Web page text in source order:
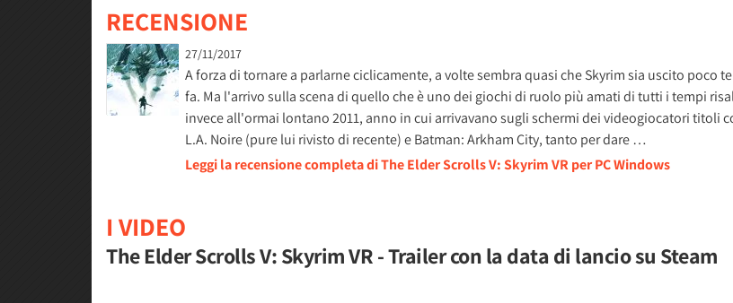
RECENSIONE
27/11/2017
A forza di tornare a parlarne ciclicamente, a volte sembra quasi che Skyrim sia uscito poco
fa. Ma l'arrivo sulla scena di quello che è uno dei giochi di ruolo più amati di tutti i tempi
invece all'ormai lontano 2011, anno in cui arrivavano sugli schermi dei videogiocatori titoli
L.A. Noire (pure lui rivisto di recente) e Batman: Arkham City, tanto per dare …
Leggi la recensione completa di The Elder Scrolls V: Skyrim VR per PC Windows
I VIDEO
The Elder Scrolls V: Skyrim VR - Trailer con la data di lancio su Steam